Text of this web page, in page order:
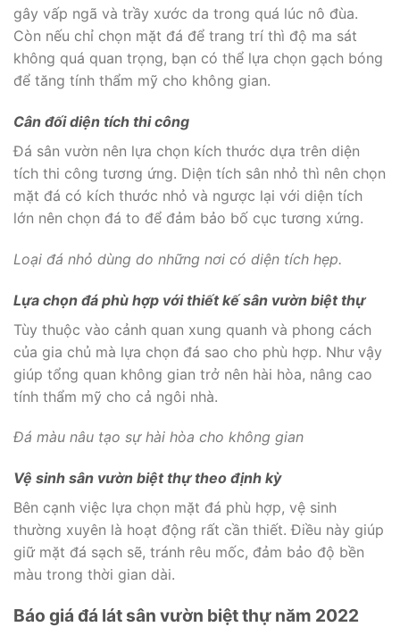
gây vấp ngã và trầy xước da trong quá lúc nô đùa.
Còn nếu chỉ chọn mặt đá để trang trí thì độ ma sát
không quá quan trọng, bạn có thể lựa chọn gạch bóng
để tăng tính thẩm mỹ cho không gian.
Cân đối diện tích thi công
Đá sân vườn nên lựa chọn kích thước dựa trên diện
tích thi công tương ứng. Diện tích sân nhỏ thì nên chọn
mặt đá có kích thước nhỏ và ngược lại với diện tích
lớn nên chọn đá to để đảm bảo bố cục tương xứng.
Loại đá nhỏ dùng do những nơi có diện tích hẹp.
Lựa chọn đá phù hợp với thiết kế sân vườn biệt thự
Tùy thuộc vào cảnh quan xung quanh và phong cách
của gia chủ mà lựa chọn đá sao cho phù hợp. Như vậy
giúp tổng quan không gian trở nên hài hòa, nâng cao
tính thẩm mỹ cho cả ngôi nhà.
Đá màu nâu tạo sự hài hòa cho không gian
Vệ sinh sân vườn biệt thự theo định kỳ
Bên cạnh việc lựa chọn mặt đá phù hợp, vệ sinh
thường xuyên là hoạt động rất cần thiết. Điều này giúp
giữ mặt đá sạch sẽ, tránh rêu mốc, đảm bảo độ bền
màu trong thời gian dài.
Báo giá đá lát sân vườn biệt thự năm 2022